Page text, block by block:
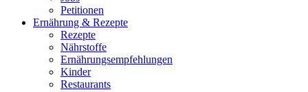
Petitionen
Ernährung & Rezepte
Rezepte
Nährstoffe
Ernährungsempfehlungen
Kinder
Restaurants